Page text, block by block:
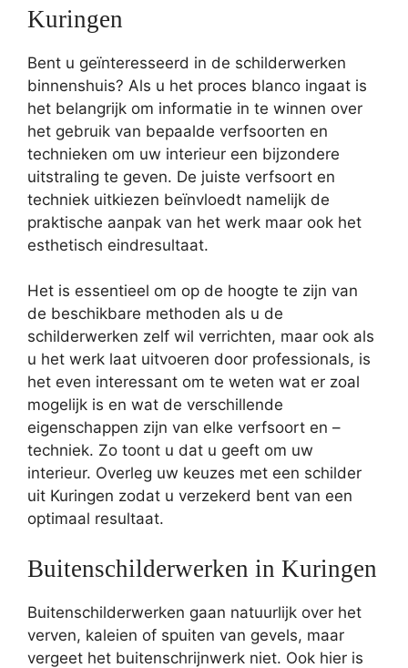
Kuringen
Bent u geïnteresseerd in de schilderwerken
binnenshuis? Als u het proces blanco ingaat is
het belangrijk om informatie in te winnen over
het gebruik van bepaalde verfsoorten en
technieken om uw interieur een bijzondere
uitstraling te geven. De juiste verfsoort en
techniek uitkiezen beïnvloedt namelijk de
praktische aanpak van het werk maar ook het
esthetisch eindresultaat.
Het is essentieel om op de hoogte te zijn van
de beschikbare methoden als u de
schilderwerken zelf wil verrichten, maar ook als
u het werk laat uitvoeren door professionals, is
het even interessant om te weten wat er zoal
mogelijk is en wat de verschillende
eigenschappen zijn van elke verfsoort en –
techniek. Zo toont u dat u geeft om uw
interieur. Overleg uw keuzes met een schilder
uit Kuringen zodat u verzekerd bent van een
optimaal resultaat.
Buitenschilderwerken in Kuringen
Buitenschilderwerken gaan natuurlijk over het
verven, kaleien of spuiten van gevels, maar
vergeet het buitenschrijnwerk niet. Ook hier is